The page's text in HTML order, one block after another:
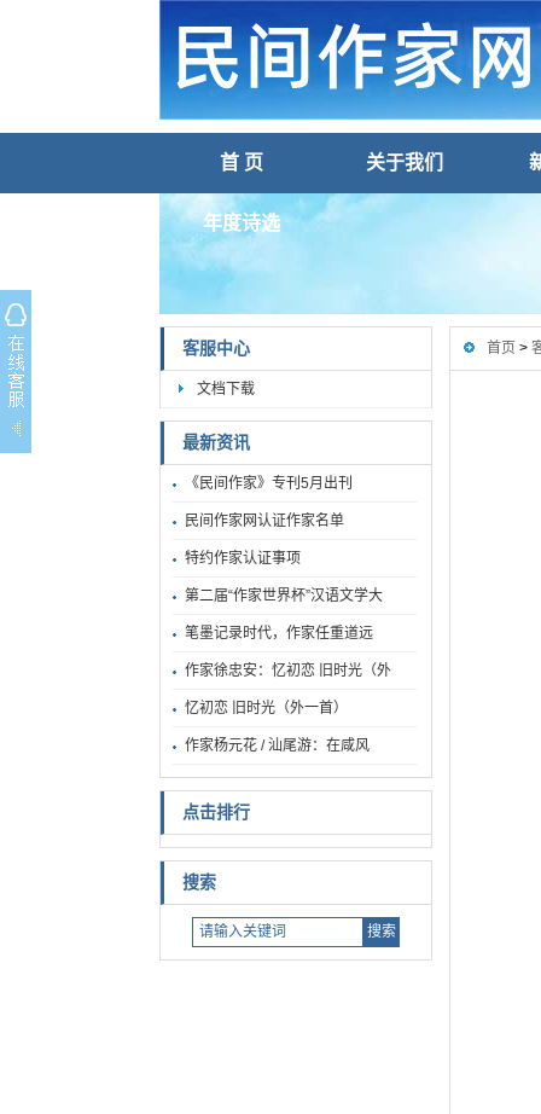
首 页 关于我们
年度诗选
客服中心
文档下载
最新资讯
《民间作家》专刊5月出刊
民间作家网认证作家名单
特约作家认证事项
第二届“作家世界杯”汉语文学大
笔墨记录时代，作家任重道远
作家徐忠安：忆初恋 旧时光（外
忆初恋 旧时光（外一首）
作家杨元花 / 汕尾游：在咸风
点击排行
搜索
首页 >